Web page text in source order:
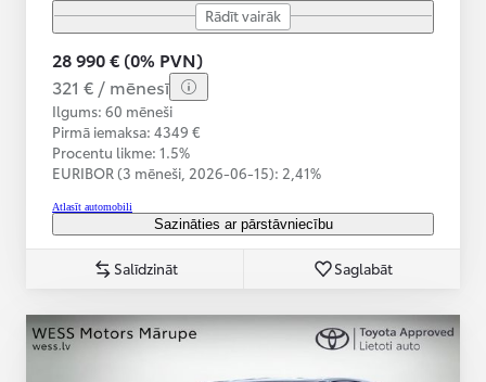
Rādīt vairāk
28 990 € (0% PVN)
321 € / mēnesī
Ilgums: 60 mēneši
Pirmā iemaksa: 4349 €
Procentu likme: 1.5%
EURIBOR (3 mēneši, 2026-06-15): 2,41%
Atlasīt automobili
Sazināties ar pārstāvniecību
Salīdzināt Saglabāt